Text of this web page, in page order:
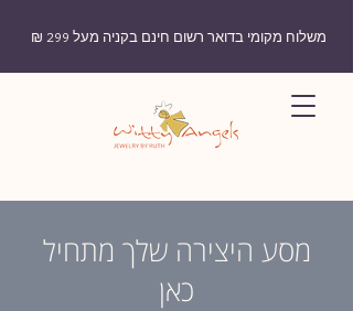
משלוח מקומי בדואר רשום חינם בקניה מעל 299 ₪
מסע היצירה שלך מתחיל
כאן